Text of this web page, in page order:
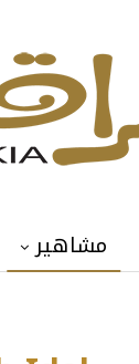
مشاهير